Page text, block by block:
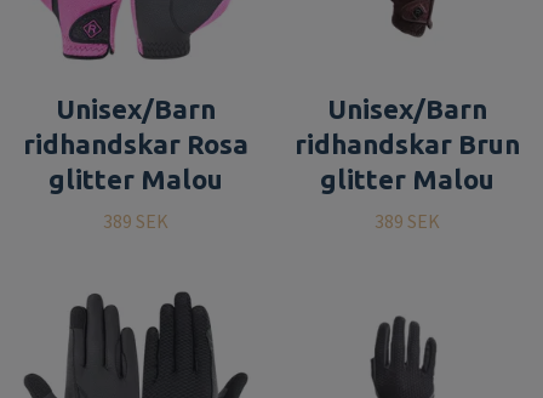
Unisex/Barn
ridhandskar Rosa
glitter Malou
389 SEK
Unisex/Barn
ridhandskar Brun
glitter Malou
389 SEK